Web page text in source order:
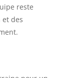
reste
des